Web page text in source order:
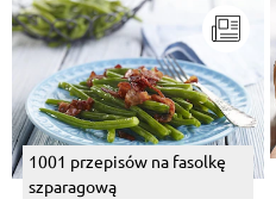
1001 przepisów na fasolkę
szparagową